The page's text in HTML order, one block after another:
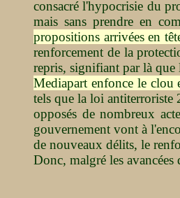
consacré l'hypocrisie du
mais sans prendre en
propositions arrivées en
renforcement de la
repris, signifiant par là
Mediapart enfonce le clou
tels que la loi antiterroriste
opposés de nombreux
gouvernement vont à
de nouveaux délits, le
Donc, malgré les